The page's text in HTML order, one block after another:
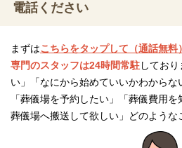
電話ください
まずはこちらをタップして（通話無料）
専門のスタッフは24時間常駐してお
い」「なにから始めていいかわからな
「葬儀場を予約したい」「葬儀費用
葬儀場へ搬送して欲しい」どのような